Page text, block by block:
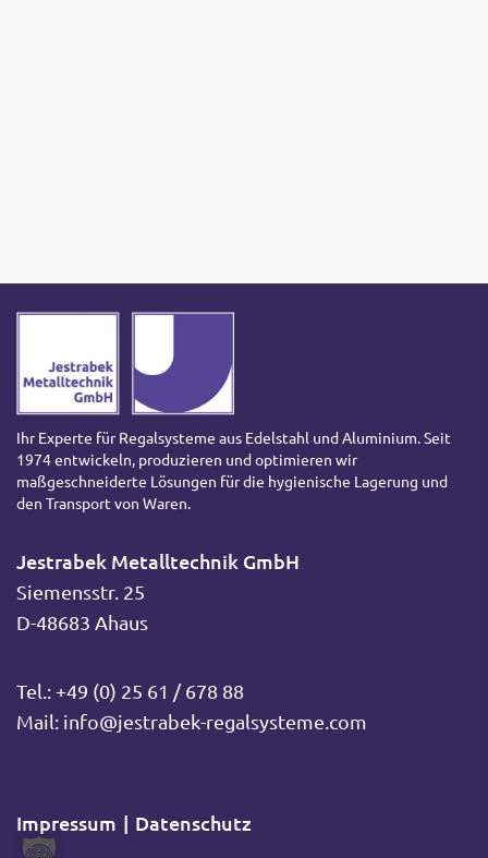
Ihr Experte für Regalsysteme aus Edelstahl und Aluminium. Seit
1974 entwickeln, produzieren und optimieren wir
maßgeschneiderte Lösungen für die hygienische Lagerung und
den Transport von Waren.
Jestrabek Metalltechnik GmbH
Siemensstr. 25
D-48683 Ahaus
Tel.: +49 (0) 25 61 / 678 88
Mail: info@jestrabek-regalsysteme.com
Impressum Datenschutz